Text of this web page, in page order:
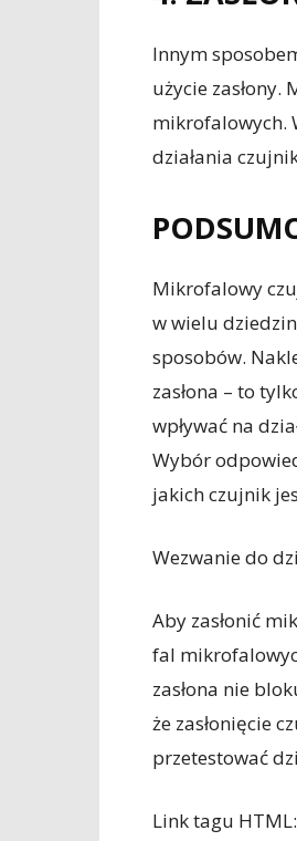
Innym
użycie zasłony.
mikrofalowych.
działania
Mikrofalowy
w wielu
sposobów.
zasłona – to
wpływać na
Wybór
jakich czujnik
Wezwanie do
Aby zasłonić
fal
zasłona nie
że zasłonięcie
przetestować
Link tagu HTML: